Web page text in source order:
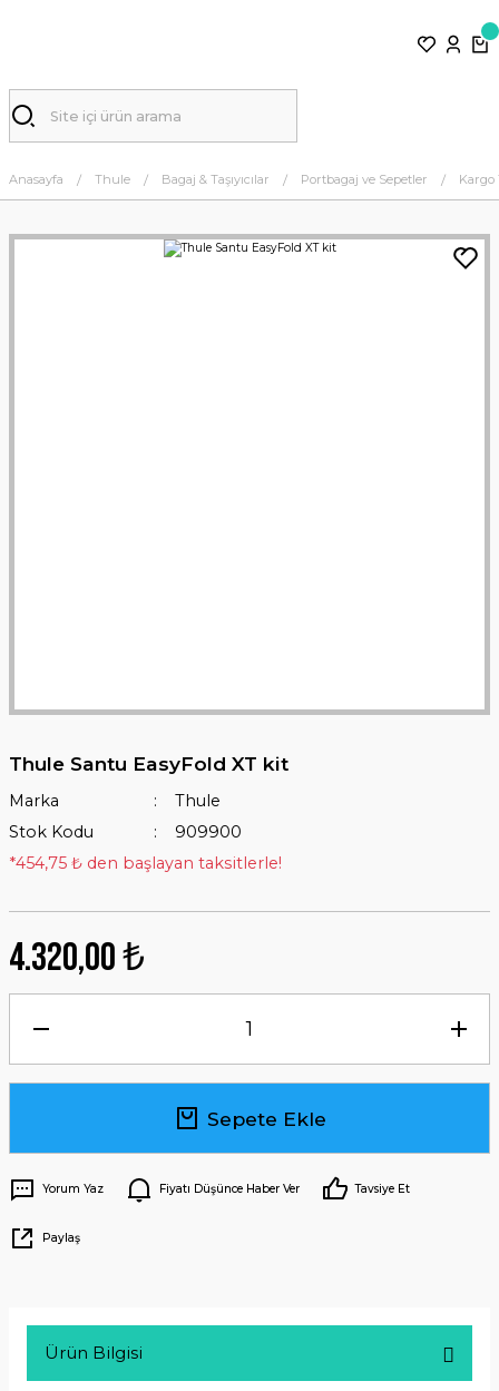
Anasayfa Thule Bagaj & Taşıyıcılar Portbagaj ve Sepetler Kargo
Thule Santu EasyFold XT kit
Marka
Thule
Stok Kodu
909900
*454,75 ₺ den başlayan taksitlerle!
4.320,00 ₺
Sepete Ekle
Yorum Yaz Fiyatı Düşünce Haber Ver Tavsiye Et
Paylaş
Ürün Bilgisi